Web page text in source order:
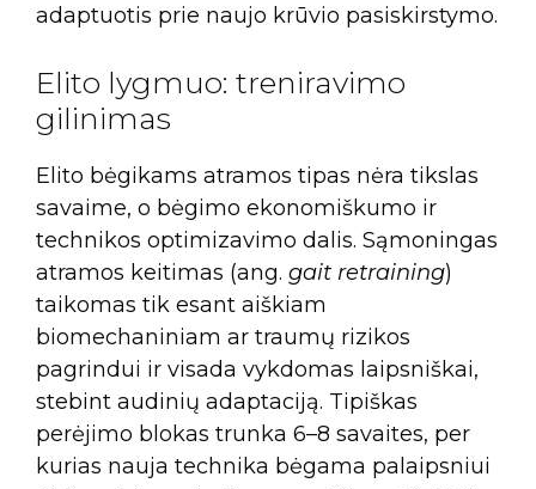
adaptuotis prie naujo krūvio pasiskirstymo.
Elito lygmuo: treniravimo
gilinimas
Elito bėgikams atramos tipas nėra tikslas
savaime, o bėgimo ekonomiškumo ir
technikos optimizavimo dalis. Sąmoningas
atramos keitimas (ang. gait retraining)
taikomas tik esant aiškiam
biomechaniniam ar traumų rizikos
pagrindui ir visada vykdomas laipsniškai,
stebint audinių adaptaciją. Tipiškas
perėjimo blokas trunka 6–8 savaites, per
kurias nauja technika bėgama palaipsniui